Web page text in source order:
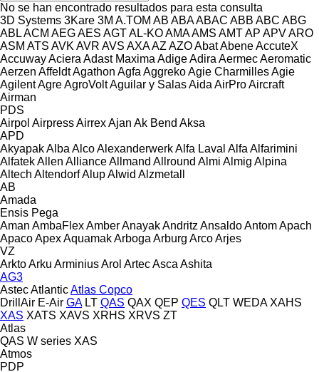
No se han encontrado resultados para esta consulta
3D Systems 3Kare 3M A.TOM AB ABAABAC ABB ABC ABG
ABLACM AEGAES AGTAL-KOAMAAMS AMTAP APVARO
ASM ATS AVK AVR AVS AXAAZ AZOAbatAbeneAccuteX
AccuwayAciera Adast Maxima AdigeAdira AermecAeromatic
Aerzen AffeldtAgathon Agfa AggrekoAgie CharmillesAgie
AgilentAgreAgroVoltAguilar y SalasAida AirProAircraft
Airman
PDS
Airpol AirpressAirrexAjan Ak Bend Aksa
APD
AkyapakAlba AlcoAlexanderwerkAlfa Laval Alfa Alfarimini
AlfatekAllen AllianceAllmand Allround Almi Almig Alpina
Altech AltendorfAlupAlwid Alzmetall
AB
Amada
Ensis Pega
Aman AmbaFlexAmberAnayakAndritz AnsaldoAntomApach
ApacoApexAquamakArboga Arburg ArcoArjes
VZ
ArktoArku ArminiusArol ArtecAsca Ashita
AG3
AstecAtlanticAtlas Copco
DrillAir E-Air GA LT QAS QAX QEP QES QLT WEDA XAHS
XAS XATS XAVS XRHS XRVS ZT
Atlas
QAS W series XAS
Atmos
PDP